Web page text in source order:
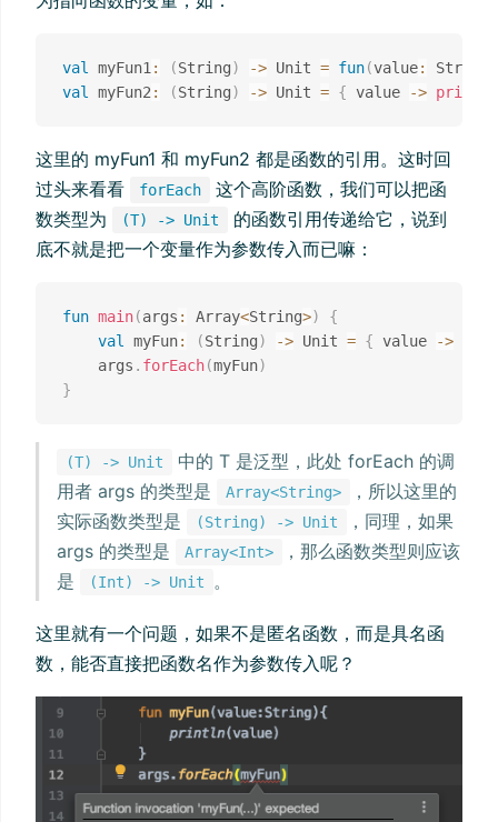
val myFun1 : (String) -> Unit = fun(value: String
val
myFun2 : (String) -> Unit = { value -> println
这里的 myFun1 和 myFun2 都是函数的引用。这时回
过头来看看
forEach
这个高阶函数，我们可以把函
数类型为
(T) -> Unit
的函数引用传递给它，说到
底不就是把一个变量作为参数传入而已嘛：
fun main(args : Array<String>)
{
val
myFun: (String) -> Unit = { value ->
    args
. forEach(myFun)
}
(T) -> Unit
中的 T 是泛型，此处 forEach 的调
用者 args 的类型是
Array<String>
，所以这里的
实际函数类型是
(String) -> Unit
，同理，如果
args 的类型是
Array<Int>
，那么函数类型则应该
是
(Int) -> Unit 。
这里就有一个问题，如果不是匿名函数，而是具名函
数，能否直接把函数名作为参数传入呢？